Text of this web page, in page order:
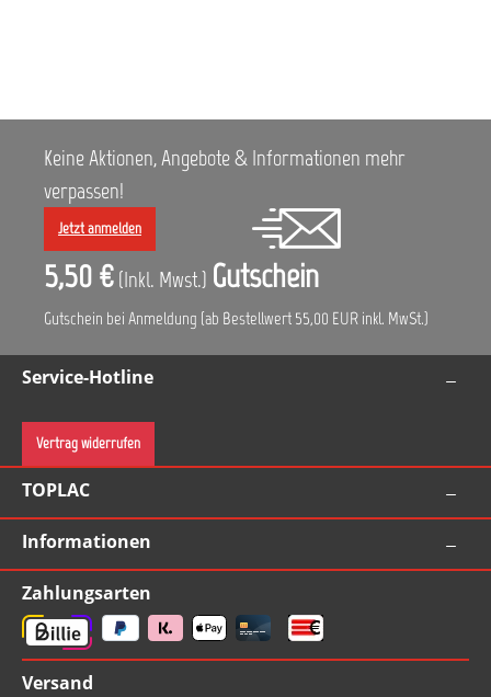
Keine Aktionen, Angebote & Informationen mehr
verpassen!
Jetzt anmelden
5,50 € (Inkl. Mwst.) Gutschein
Gutschein bei Anmeldung (ab Bestellwert 55,00 EUR inkl. MwSt.)
Service-Hotline
Vertrag widerrufen
TOPLAC
Informationen
Zahlungsarten
Versand